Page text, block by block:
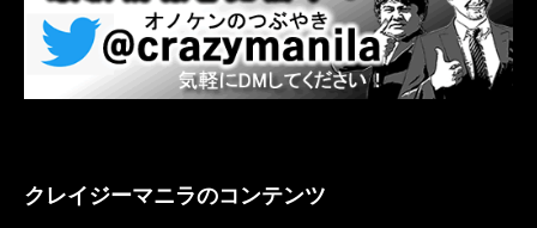
クレイジーマニラのコンテンツ